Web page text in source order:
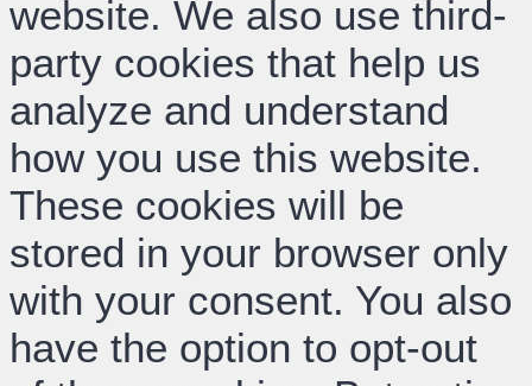
website. We also use third-
party cookies that help us
analyze and understand
how you use this website.
These cookies will be
stored in your browser only
with your consent. You also
have the option to opt-out